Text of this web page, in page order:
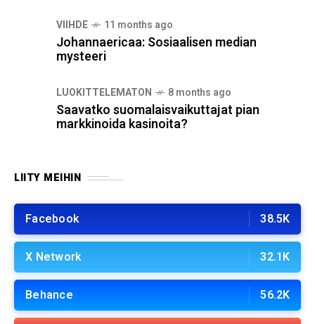
VIIHDE 11 months ago
Johannaericaa: Sosiaalisen median
mysteeri
LUOKITTELEMATON 8 months ago
Saavatko suomalaisvaikuttajat pian
markkinoida kasinoita?
LIITY MEIHIN
Facebook 38.5K
X Network 32.1K
Behance 56.2K